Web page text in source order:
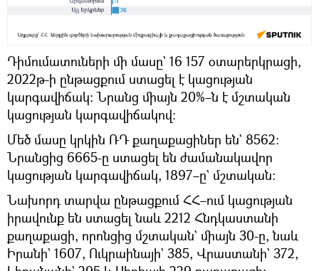
Դիմումատուների մի մասը` 16 157 օտարերկրացի,
2022թ-ի ընթացքում ստացել է կացության
կարգավիճակ։ Նրանց միայն 20%–ն է մշտական
կացության կարգավիճակով։
Մեծ մասը կրկին ՌԴ քաղաքացիներ են` 8562։
Նրանցից 6665-ը ստացել են ժամանակավոր
կացության կարգավիճակ, 1897–ը` մշտական։
Նախորդ տարվա ընթացքում ՀՀ–ում կացության
իրավունք են ստացել նաև 2212 Հնդկաստանի
քաղաքացի, որոնցից մշտական` միայն 30-ը, նաև
Իրանի` 1607, Ուկրաինայի` 385, Վրաստանի` 372,